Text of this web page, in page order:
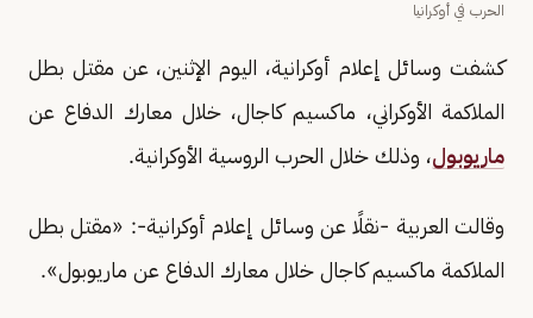
الحرب في أوكرانيا
كشفت وسائل إعلام أوكرانية، اليوم الإثنين، عن مقتل بطل
الملاكمة الأوكراني، ماكسيم كاجال، خلال معارك الدفاع عن
ماريوبول، وذلك خلال الحرب الروسية الأوكرانية.
وقالت العربية -نقلًا عن وسائل إعلام أوكرانية-: «مقتل بطل
الملاكمة ماكسيم كاجال خلال معارك الدفاع عن ماريوبول».